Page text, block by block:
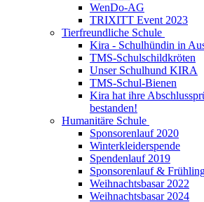
WenDo-AG
TRIXITT Event 2023
Tierfreundliche Schule
Kira - Schulhündin in
TMS-Schulschildkröten
Unser Schulhund KIRA
TMS-Schul-Bienen
Kira hat ihre
bestanden!
Humanitäre Schule
Sponsorenlauf 2020
Winterkleiderspende
Spendenlauf 2019
Sponsorenlauf &
Weihnachtsbasar 2022
Weihnachtsbasar 2024